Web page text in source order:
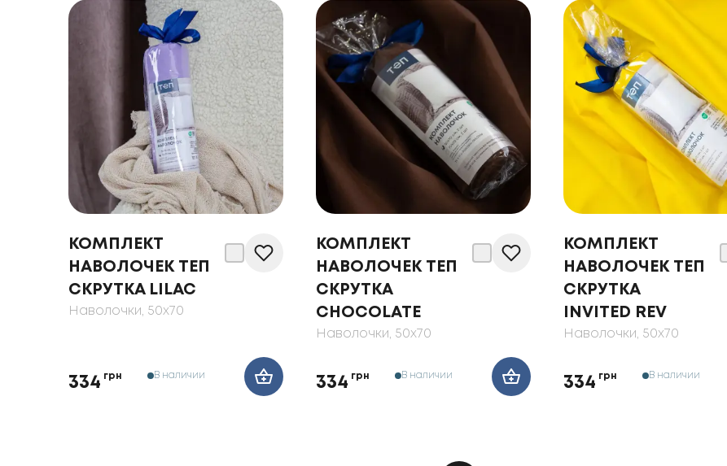
КОМПЛЕКТ
НАВОЛОЧЕК ТЕП
СКРУТКА LILAC
Наволочки, 50x70
334 грн В наличии
КОМПЛЕКТ
НАВОЛОЧЕК ТЕП
СКРУТКА
CHOCOLATE
Наволочки, 50x70
334 грн В наличии
КОМПЛЕКТ
НАВОЛОЧЕК ТЕП
СКРУТКА
INVITED REV
Наволочки, 50x70
334 грн В наличии